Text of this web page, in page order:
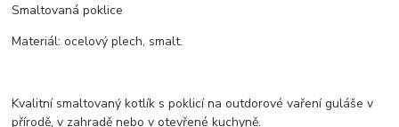
Smaltovaná poklice
Materiál: ocelový plech, smalt.
Kvalitní smaltovaný kotlík s poklicí na outdorové vaření guláše v
přírodě, v zahradě nebo v otevřené kuchyně.